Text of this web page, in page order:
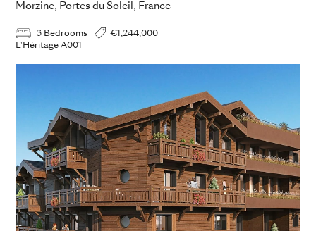
ADD TO ENQUIRY
Morzine, Portes du Soleil, France
3 Bedrooms
€1,244,000
L'Héritage A001